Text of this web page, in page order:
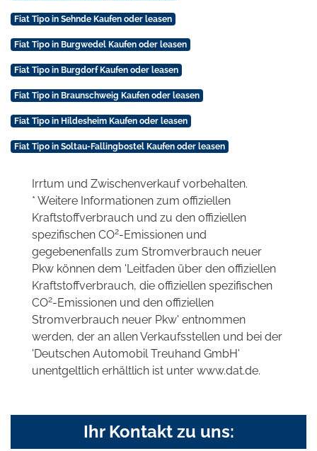
Fiat Tipo in Sehnde Kaufen oder leasen
Fiat Tipo in Burgwedel Kaufen oder leasen
Fiat Tipo in Burgdorf Kaufen oder leasen
Fiat Tipo in Braunschweig Kaufen oder leasen
Fiat Tipo in Hildesheim Kaufen oder leasen
Fiat Tipo in Soltau-Fallingbostel Kaufen oder leasen
Irrtum und Zwischenverkauf vorbehalten.
* Weitere Informationen zum offiziellen
Kraftstoffverbrauch und zu den offiziellen
spezifischen CO2-Emissionen und
gegebenenfalls zum Stromverbrauch neuer
Pkw können dem 'Leitfaden über den offiziellen
Kraftstoffverbrauch, die offiziellen spezifischen
CO2-Emissionen und den offiziellen
Stromverbrauch neuer Pkw' entnommen
werden, der an allen Verkaufsstellen und bei der
'Deutschen Automobil Treuhand GmbH'
unentgeltlich erhältlich ist unter www.dat.de.
Ihr Kontakt zu uns: